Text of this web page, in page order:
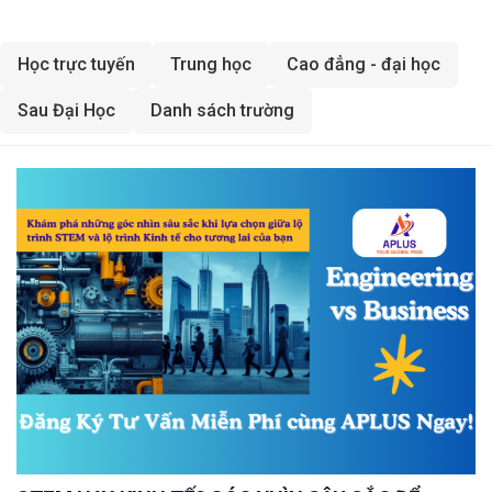
Học trực tuyến Trung học Cao đẳng - đại học
Sau Đại Học Danh sách trường